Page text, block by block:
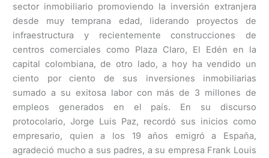
sector inmobiliario promoviendo la inversión extranjera
desde muy temprana edad, liderando proyectos de
infraestructura y recientemente construcciones de
centros comerciales como Plaza Claro, El Edén en la
capital colombiana, de otro lado, a hoy ha vendido un
ciento por ciento de sus inversiones inmobiliarias
sumado a su exitosa labor con más de 3 millones de
empleos generados en el país. En su discurso
protocolario, Jorge Luis Paz, recordó sus inicios como
empresario, quien a los 19 años emigró a España,
agradeció mucho a sus padres, a su empresa Frank Louis